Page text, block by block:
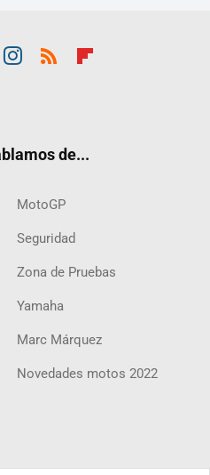
de...
MotoGP
Seguridad
Zona de Pruebas
Yamaha
Marc Márquez
Novedades motos 2022